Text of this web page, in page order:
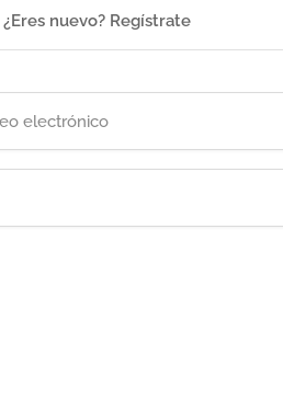
¿Eres nuevo? Regístrate